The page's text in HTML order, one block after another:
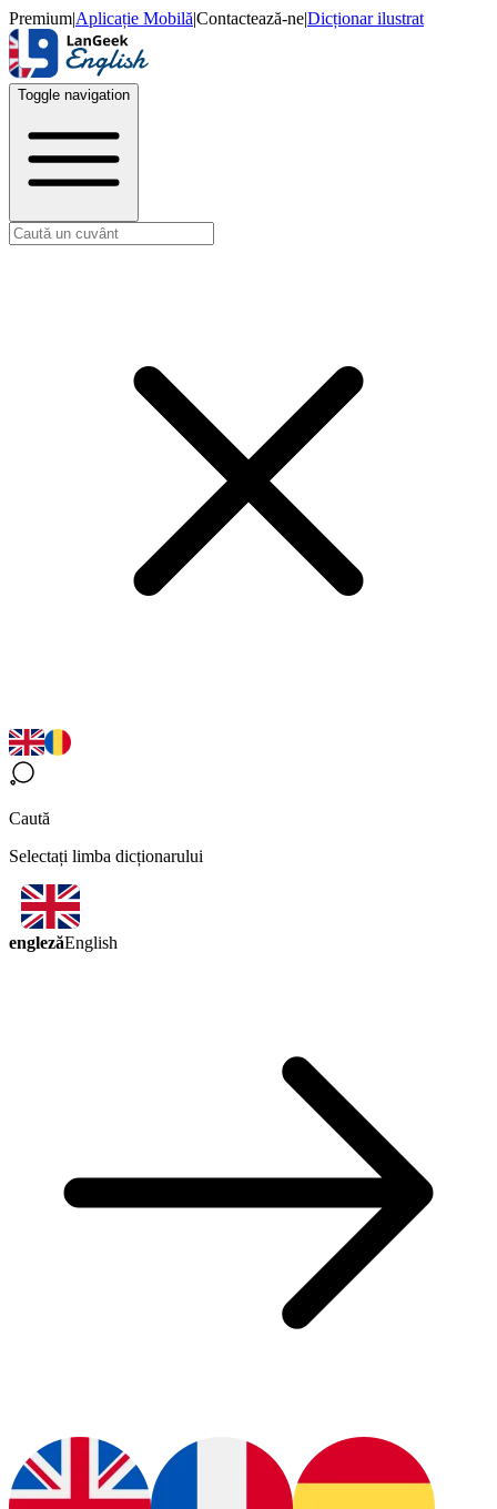
Premium|Aplicație Mobilă|Contactează-ne|Dicționar ilustrat
Toggle navigation
Caută
Selectați limba dicționarului
englezăEnglish